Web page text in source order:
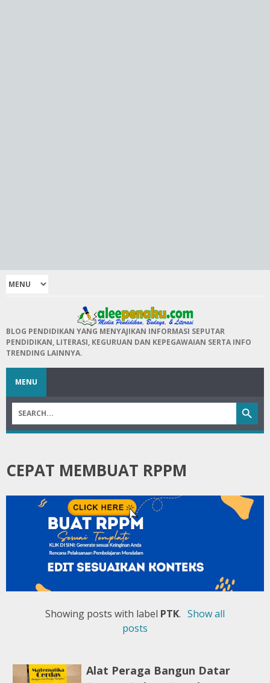
BLOG PENDIDIKAN YANG MENYAJIKAN INFORMASI SEPUTAR
PENDIDIKAN, LITERASI, KEGURUAN DAN KEPEGAWAIAN SERTA INFO
TRENDING LAINNYA.
MENU
CEPAT MEMBUAT RPPM
Showing posts with label PTK. Show all
posts
Alat Peraga Bangun Datar